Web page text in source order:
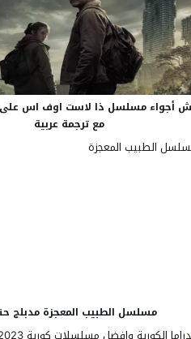
أجواء مسلسل ذا لاست اوف اس على
مع ترجمة عربية
مسلسل الطبيب المعجزة مدبلج